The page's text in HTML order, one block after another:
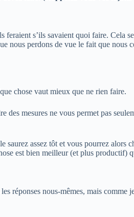
s’ils savaient quoi faire. Cela
nous perdons de vue le fait que
chose vaut mieux que ne rien faire.
mesures ne vous permet pas
saurez assez tôt et vous pourrez
est bien meilleur (et plus productif)
réponses nous-mêmes, mais